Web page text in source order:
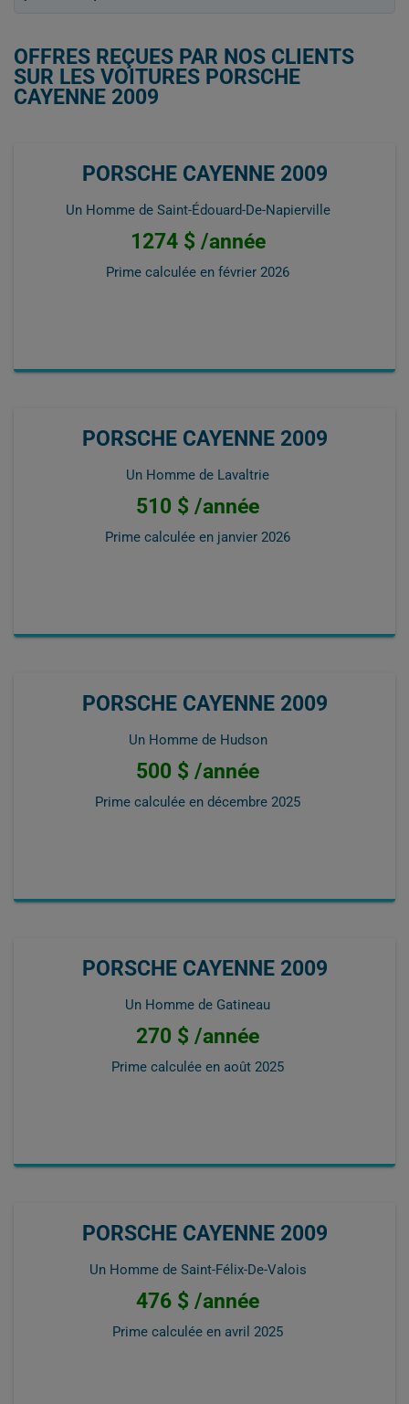
OFFRES REÇUES PAR NOS CLIENTS
SUR LES VOITURES PORSCHE
CAYENNE 2009
PORSCHE CAYENNE 2009
Un Homme de Saint-Édouard-De-Napierville
1274 $ /année
Prime calculée en février 2026
PORSCHE CAYENNE 2009
Un Homme de Lavaltrie
510 $ /année
Prime calculée en janvier 2026
PORSCHE CAYENNE 2009
Un Homme de Hudson
500 $ /année
Prime calculée en décembre 2025
PORSCHE CAYENNE 2009
Un Homme de Gatineau
270 $ /année
Prime calculée en août 2025
PORSCHE CAYENNE 2009
Un Homme de Saint-Félix-De-Valois
476 $ /année
Prime calculée en avril 2025